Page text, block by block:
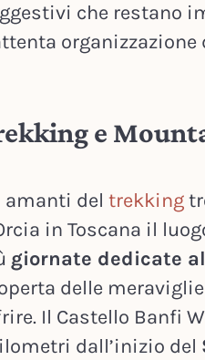
che restano
organizzazione
e
amanti del trekking
in Toscana il
giornate dedicate
delle
Il Castello Banfi
dall’inizio del